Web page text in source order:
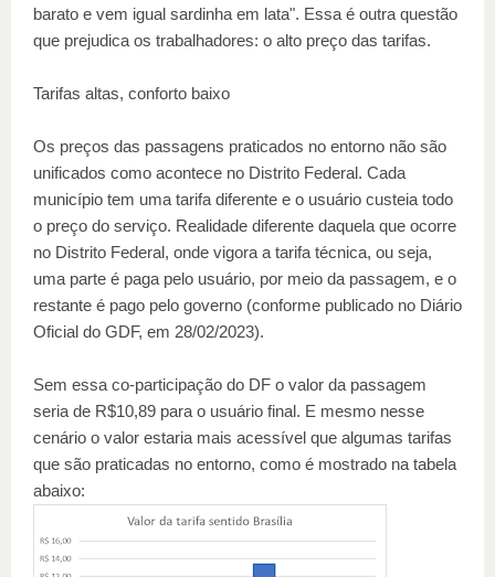
barato e vem igual sardinha em lata". Essa é outra questão
que prejudica os trabalhadores: o alto preço das tarifas.
Tarifas altas, conforto baixo
Os preços das passagens praticados no entorno não são
unificados como acontece no Distrito Federal. Cada
município tem uma tarifa diferente e o usuário custeia todo
o preço do serviço. Realidade diferente daquela que ocorre
no Distrito Federal, onde vigora a tarifa técnica, ou seja,
uma parte é paga pelo usuário, por meio da passagem, e o
restante é pago pelo governo (conforme publicado no Diário
Oficial do GDF, em 28/02/2023).
Sem essa co-participação do DF o valor da passagem
seria de R$10,89 para o usuário final. E mesmo nesse
cenário o valor estaria mais acessível que algumas tarifas
que são praticadas no entorno, como é mostrado na tabela
abaixo: